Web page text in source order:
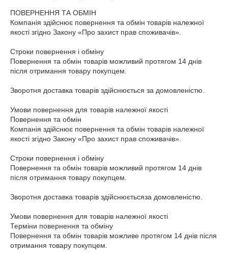
ПОВЕРНЕННЯ ТА ОБМІН
Компанія здійснює повернення та обмін товарів належної
якості згідно Закону «Про захист прав споживачів».
Строки повернення і обміну
Повернення та обмін товарів можливий протягом 14 днів
після отримання товару покупцем.
Зворотня доставка товарів здійснюється за домовленістю.
Умови повернення для товарів належної якості
Повернення та обмін
Компанія здійснює повернення та обмін товарів належної
якості згідно Закону «Про захист прав споживачів».
Строки повернення і обміну
Повернення та обмін товарів можливий протягом 14 днів
після отримання товару покупцем.
Зворотня доставка товарів здійснюєтьсяза домовленістю.
Умови повернення для товарів належної якості
Терміни повернення та обміну
Повернення та обмін товарів можливе протягом 14 днів після
отримання товару покупцем.